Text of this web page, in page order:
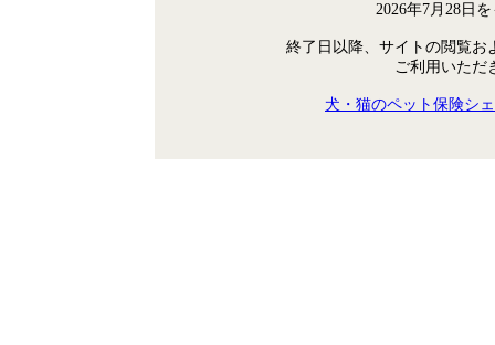
2026年7月28日
終了日以降、サイトの閲覧お
ご利用いただ
犬・猫のペット保険シ